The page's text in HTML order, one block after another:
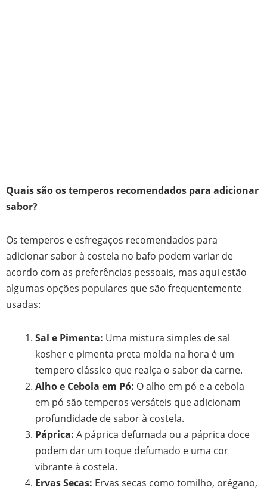
Quais são os temperos recomendados para adicionar
sabor?
Os temperos e esfregaços recomendados para
adicionar sabor à costela no bafo podem variar de
acordo com as preferências pessoais, mas aqui estão
algumas opções populares que são frequentemente
usadas:
Sal e Pimenta: Uma mistura simples de sal
kosher e pimenta preta moída na hora é um
tempero clássico que realça o sabor da carne.
Alho e Cebola em Pó: O alho em pó e a cebola
em pó são temperos versáteis que adicionam
profundidade de sabor à costela.
Páprica: A páprica defumada ou a páprica doce
podem dar um toque defumado e uma cor
vibrante à costela.
Ervas Secas: Ervas secas como tomilho, orégano,